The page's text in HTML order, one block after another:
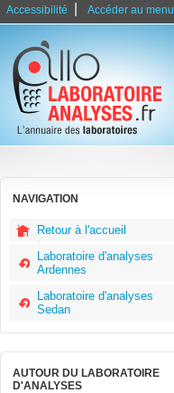
Accessibilité Accéder au menu
NAVIGATION
Retour à l'accueil
Laboratoire d'analyses
Ardennes
Laboratoire d'analyses
Sedan
AUTOUR DU LABORATOIRE
D'ANALYSES